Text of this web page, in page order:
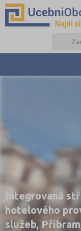
Integrovaná
hotelového
služeb,